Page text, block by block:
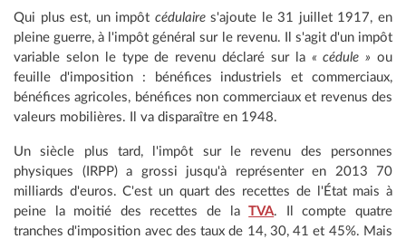
Qui plus est, un impôt cédulaires'ajoute le 31 juillet 1917, en
pleine guerre, à l'impôt général sur le revenu. Il s'agit d'un impôt
variable selon le type de revenu déclaré sur la « cédule » ou
feuille d'imposition : bénéfices industriels et commerciaux,
bénéfices agricoles, bénéfices non commerciaux et revenus des
valeurs mobilières. Il va disparaître en 1948.
Un siècle plus tard, l'impôt sur le revenu des personnes
physiques (IRPP) a grossi jusqu'à représenter en 2013 70
milliards d'euros. C'est un quart des recettes de l'État mais à
peine la moitié des recettes de laTVA. Il compte quatre
tranches d'imposition avec des taux de 14, 30, 41 et 45%. Mais